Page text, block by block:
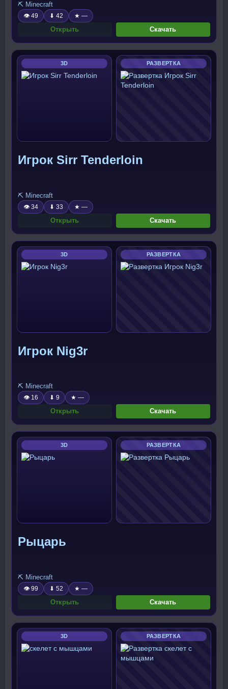
⛏️ Minecraft
👁 49 ⬇ 42 ★ —
Открыть Скачать
3D РАЗВЕРТКА
Игрок Sirr Tenderloin
⛏️ Minecraft
👁 34 ⬇ 33 ★ —
Открыть Скачать
3D РАЗВЕРТКА
Игрок Nig3r
⛏️ Minecraft
👁 16 ⬇ 9 ★ —
Открыть Скачать
3D РАЗВЕРТКА
Рыцарь
⛏️ Minecraft
👁 99 ⬇ 52 ★ —
Открыть Скачать
3D РАЗВЕРТКА